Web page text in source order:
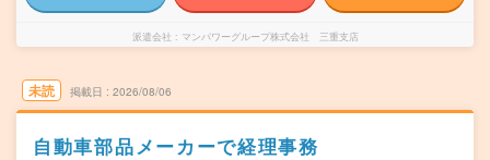
派遣会社 マンパワーグループ株式会社 三重支店
未読 掲載日 2026/08/06
自動車部品メーカーで経理事務